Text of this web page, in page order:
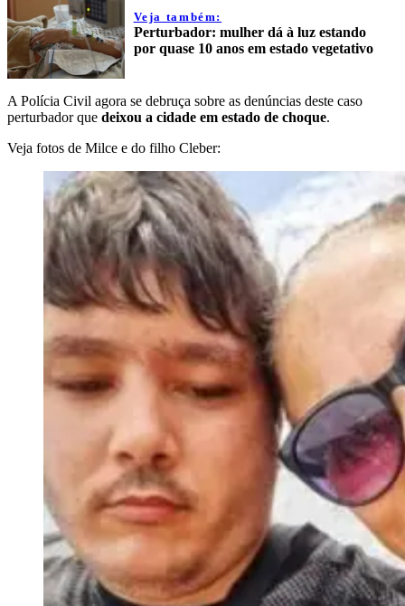
Veja também:
Perturbador: mulher dá à luz estando
por quase 10 anos em estado vegetativo
A Polícia Civil agora se debruça sobre as denúncias deste caso
perturbador que deixou a cidade em estado de choque.
Veja fotos de Milce e do filho Cleber: